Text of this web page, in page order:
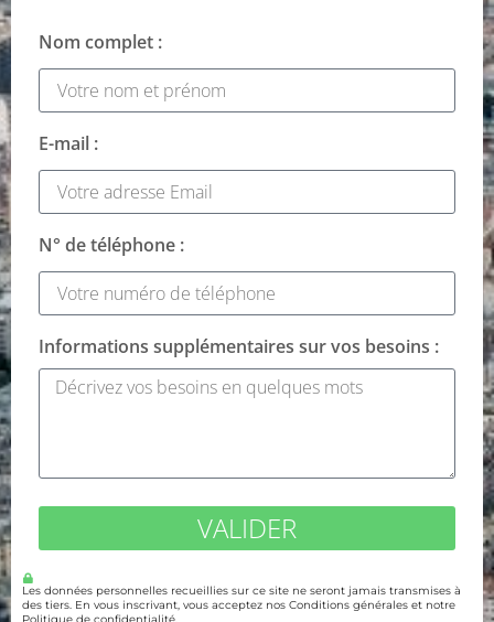
Nom complet :
E-mail :
N° de téléphone :
Informations supplémentaires sur vos besoins :
VALIDER
Les données personnelles recueillies sur ce site ne seront jamais transmises à
des tiers. En vous inscrivant, vous acceptez nos Conditions générales et notre
Politique de confidentialité.